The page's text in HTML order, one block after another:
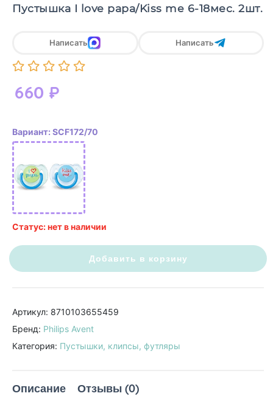
Пустышка I love papa/Kiss me 6-18мес. 2шт.
660 ₽
Написать Написать
Вариант: SCF172/70
Статус: нет в наличии
Добавить в корзину
Артикул: 8710103655459
Бренд: Philips Avent
Категория: Пустышки, клипсы, футляры
Описание Отзывы (0)